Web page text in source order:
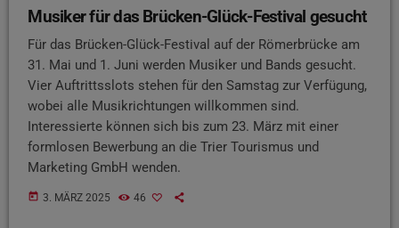
Musiker für das Brücken-Glück-Festival gesucht
Für das Brücken-Glück-Festival auf der Römerbrücke am
31. Mai und 1. Juni werden Musiker und Bands gesucht.
Vier Auftrittsslots stehen für den Samstag zur Verfügung,
wobei alle Musikrichtungen willkommen sind.
Interessierte können sich bis zum 23. März mit einer
formlosen Bewerbung an die Trier Tourismus und
Marketing GmbH wenden.
today 3. MÄRZ 2025 46